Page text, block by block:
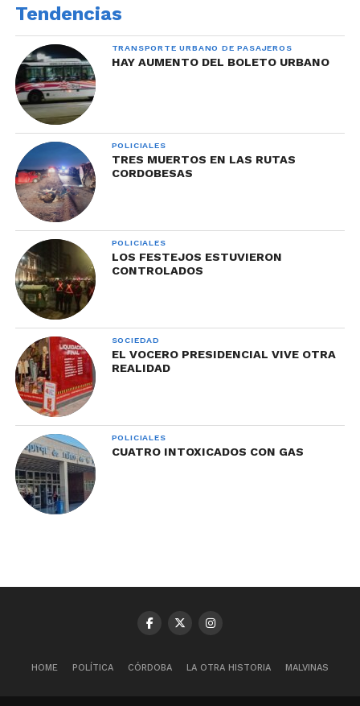
Tendencias
TRANSPORTE URBANO DE PASAJEROS
HAY AUMENTO DEL BOLETO URBANO
POLICIALES
TRES MUERTOS EN LAS RUTAS
CORDOBESAS
POLICIALES
LOS FESTEJOS ESTUVIERON
CONTROLADOS
SOCIEDAD
EL VOCERO PRESIDENCIAL VIVE OTRA
REALIDAD
POLICIALES
CUATRO INTOXICADOS CON GAS
HOME POLÍTICA CÓRDOBA LA OTRA HISTORIA MALVINAS